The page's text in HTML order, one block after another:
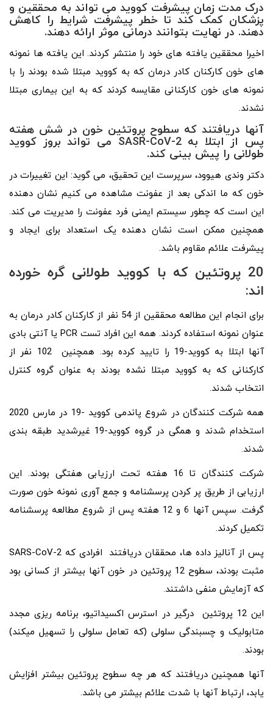
درک مدت زمان پیشرفت کووید می تواند به محققین و
پزشکان کمک کند تا خطر پیشرفت شرایط را کاهش
دهند. در نهایت بتوانند درمانی موثر ارائه دهند.
اخیرا محققین یافته های خود را منتشر کردند. این یافته ها نمونه
های خون کارکنان کادر درمان که به کووید مبتلا شده بودند را با
نمونه های خون کارکنانی مقایسه کردند که به این بیماری مبتلا
نشدند.
آنها دریافتند که سطوح پروتئین خون در شش هفته
پس از ابتلا بهSASR-CoV-2 می تواند بروز کووید
طولانی را پیش بینی کند.
دکتر وندی هیوود، سرپرست این تحقیق، می گوید: این تغییرات در
خون که ما اندکی بعد از عفونت مشاهده می کنیم نشان دهنده
این است که چطور سیستم ایمنی فرد عفونت را مدیریت می کند.
همچنین ممکن است نشان دهنده یک استعداد برای ایجاد و
پیشرفت علائم مقاوم باشد.
20 پروتئین که با کووید طولانی گره خورده
اند:
برای انجام این مطالعه محققین از 54 نفر از کارکنان کادر درمان به
عنوان نمونه استفاده کردند. همه این افراد تست PCR یا آنتی بادی
آنها ابتلا به کووید-19 را تایید کرده بود. همچنین 102 نفر از
کارکنانی که به کووید مبتلا نشده بودند به عنوان گروه کنترل
انتخاب شدند.
همه شرکت کنندگان در شروع پاندمی کووید -19 در مارس 2020
استخدام شدند و همگی در گروه کووید-19 غیرشدید طبقه بندی
شدند.
شرکت کنندگان تا 16 هفته تحت ارزیابی هفتگی بودند. این
ارزیابی از طریق پر کردن پرسشنامه و جمع آوری نمونه خون صورت
گرفت. سپس آنها 6 و 12 هفته پس از شروع مطالعه پرسشنامه
تکمیل کردند.
پس از آنالیز داده ها، محققان دریافتند افرادی که SARS-CoV-2
مثبت بودند، سطوح 12 پروتئین در خون آنها بیشتر از کسانی بود
که آزمایش منفی داشتند.
این 12 پروتئین درگیر در استرس اکسیداتیو، برنامه ریزی مجدد
متابولیک و چسبندگی سلولی (که تعامل سلولی را تسهیل میکند)
بودند.
آنها همچنین دریافتند که هر چه سطوح پروتئین بیشتر افزایش
یابد، ارتباط آنها با شدت علائم بیشتر می باشد.